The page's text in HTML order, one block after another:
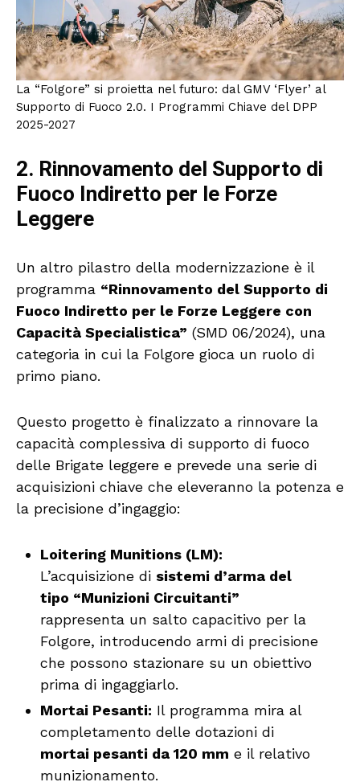
La “Folgore” si proietta nel futuro: dal GMV ‘Flyer’ al
Supporto di Fuoco 2.0. I Programmi Chiave del DPP
2025-2027
2. Rinnovamento del Supporto di
Fuoco Indiretto per le Forze
Leggere
Un altro pilastro della modernizzazione è il
programma “Rinnovamento del Supporto di
Fuoco Indiretto per le Forze Leggere con
Capacità Specialistica” (SMD 06/2024), una
categoria in cui la Folgore gioca un ruolo di
primo piano.
Questo progetto è finalizzato a rinnovare la
capacità complessiva di supporto di fuoco
delle Brigate leggere e prevede una serie di
acquisizioni chiave che eleveranno la potenza e
la precisione d’ingaggio:
Loitering Munitions (LM):
L’acquisizione di sistemi d’arma del
tipo “Munizioni Circuitanti”
rappresenta un salto capacitivo per la
Folgore, introducendo armi di precisione
che possono stazionare su un obiettivo
prima di ingaggiarlo.
Mortai Pesanti: Il programma mira al
completamento delle dotazioni di
mortai pesanti da 120 mm e il relativo
munizionamento.